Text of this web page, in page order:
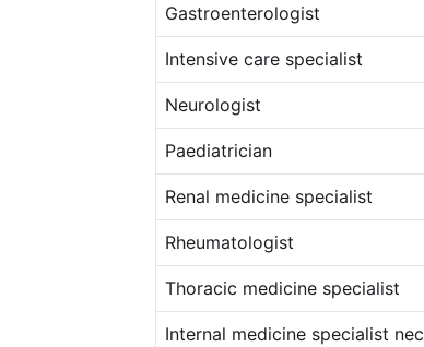
Gastroenterologist
Intensive care specialist
Neurologist
Paediatrician
Renal medicine specialist
Rheumatologist
Thoracic medicine specialist
Internal medicine specialist nec